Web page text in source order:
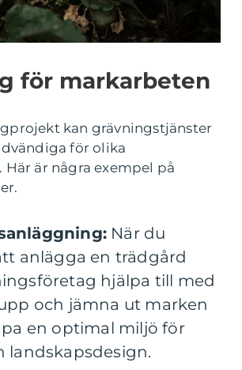
för markarbeten
kan grävningstjänster
för olika
är några exempel på
När du
anlägga en trädgård
hjälpa till med
och jämna ut marken
en optimal miljö för
landskapsdesign.